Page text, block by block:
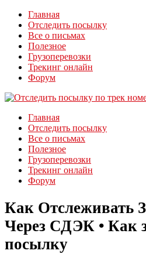
Главная
Отследить посылку
Все о письмах
Полезное
Грузоперевозки
Трекинг онлайн
Форум
Главная
Отследить посылку
Все о письмах
Полезное
Грузоперевозки
Трекинг онлайн
Форум
Как Отслеживать
Через СДЭК • Как
посылку